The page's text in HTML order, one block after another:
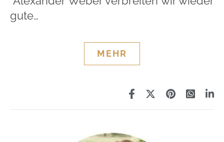
gute…
MEHR